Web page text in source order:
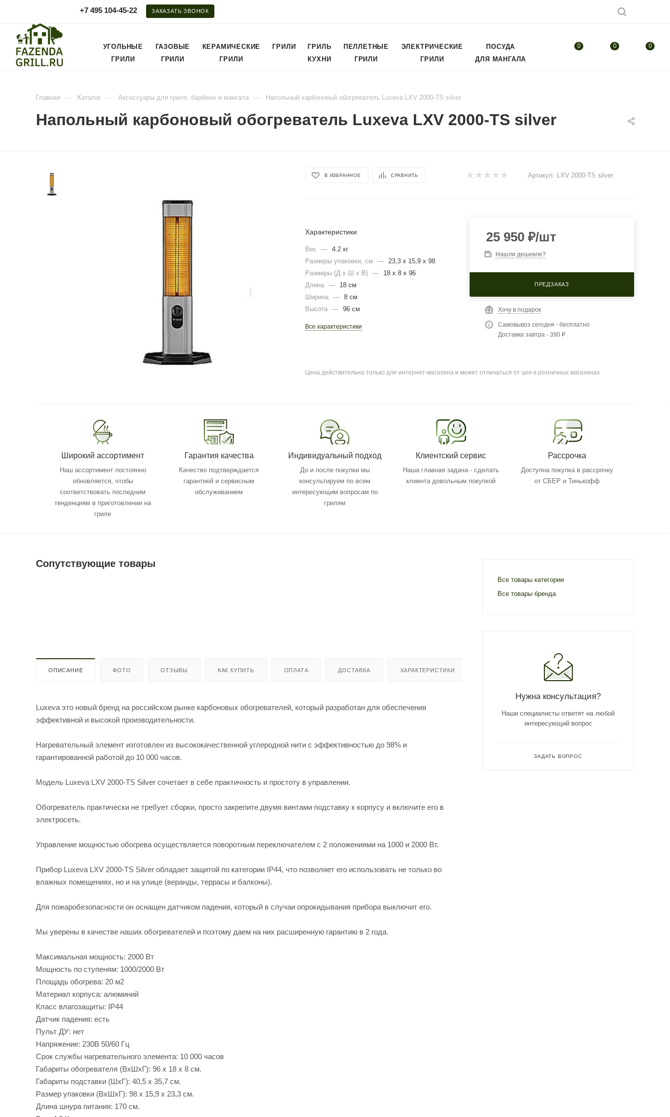
+7 495 104-45-22 ЗАКАЗАТЬ ЗВОНОК
0 0 0
УГОЛЬНЫЕ
ГРИЛИ
ГАЗОВЫЕ
ГРИЛИ
КЕРАМИЧЕСКИЕ
ГРИЛИ
ГРИЛИ
ГРИЛЬ
КУХНИ
ПЕЛЛЕТНЫЕ
ГРИЛИ
ЭЛЕКТРИЧЕСКИЕ
ГРИЛИ
ПОСУДА
ДЛЯ МАНГАЛА
Главная — Каталог — Аксессуары для гриля, барбекю и мангала — Напольный карбоновый обогреватель Luxeva LXV 2000-TS silver
Напольный карбоновый обогреватель Luxeva LXV 2000-TS silver
В ИЗБРАННОЕ СРАВНИТЬ Артикул: LXV 2000-TS silver
Характеристики
Вес — 4.2 кг
Размеры упаковки, cм
—
23,3 x 15,9 х 98
Размеры (Д х Ш х В) —
18 x 8 x 96
Длина —
18 см
Ширина — 8 см
Высота — 96 см
Все характеристики
25 950 ₽/шт
Нашли дешевле?
ПРЕДЗАКАЗ
Хочу в подарок
Самовывоз сегодня - бесплатно
Доставка завтра - 390 ₽
Цена действительна только для интернет-магазина и может отличаться от цен в розничных магазинах
Широкий ассортимент
Наш ассортимент постоянно
обновляется, чтобы
соответствовать последним
тенденциям в приготовлении на
гриле
Гарантия качества
Качество подтверждается
гарантией и сервисным
обслуживанием
Индивидуальный подход
До и после покупки мы
консультируем по всем
интересующим вопросам по
грилям
Клиентский сервис
Наша главная задача - сделать
клиента довольным покупкой
Рассрочка
Доступна покупка в рассрочку
от СБЕР и Тинькофф
Сопутствующие товары
ОПИСАНИЕ ФОТО ОТЗЫВЫ КАК КУПИТЬ ОПЛАТА ДОСТАВКА ХАРАКТЕРИСТИКИ
Luxeva это новый бренд на российском рынке карбоновых обогревателей, который разработан для обеспечения
эффективной и высокой производительности.
Нагревательный элемент изготовлен из высококачественной углеродной нити с эффективностью до 98% и
гарантированной работой до 10 000 часов.
Модель Luxeva LXV 2000-TS Silver сочетает в себе практичность и простоту в управлении.
Обогреватель практически не требует сборки, просто закрепите двумя винтами подставку к корпусу и включите его в
электросеть.
Управление мощностью обогрева осуществляется поворотным переключателем с 2 положениями на 1000 и 2000 Вт.
Прибор Luxeva LXV 2000-TS Silver обладает защитой по категории IP44, что позволяет его использовать не только во
влажных помещениях, но и на улице (веранды, террасы и балконы).
Для пожаробезопасности он оснащен датчиком падения, который в случаи опрокидывания прибора выключит его.
Мы уверены в качестве наших обогревателей и поэтому даем на них расширенную гарантию в 2 года.
Максимальная мощность: 2000 Вт
Мощность по ступеням: 1000/2000 Вт
Площадь обогрева: 20 м2
Материал корпуса: алюминий
Класс влагозащиты: IP44
Датчик падения: есть
Пульт ДУ: нет
Напряжение: 230В 50/60 Гц
Срок службы нагревательного элемента: 10 000 часов
Габариты обогревателя (ВxШxГ): 96 x 18 x 8 см.
Габариты подставки (ШxГ): 40,5 x 35,7 см.
Размер упаковки (ВхШxГ): 98 x 15,9 х 23,3 см.
Длина шнура питания: 170 см.
Все товары категории
Все товары бренда
Нужна консультация?
Наши специалисты ответят на любой
интересующий вопрос
ЗАДАТЬ ВОПРОС